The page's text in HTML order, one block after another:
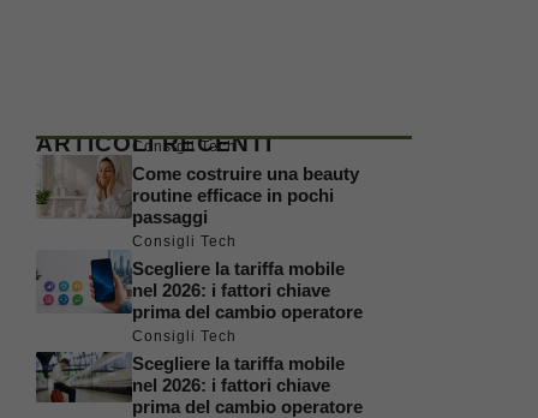
ARTICOLI RECENTI
Consigli Tech
Come costruire una beauty
routine efficace in pochi
passaggi
Consigli Tech
Scegliere la tariffa mobile
nel 2026: i fattori chiave
prima del cambio operatore
Consigli Tech
Scegliere la tariffa mobile
nel 2026: i fattori chiave
prima del cambio operatore